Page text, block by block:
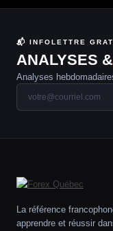
📬 INFOLETTRE
ANALYSES &
Analyses
La référence
apprendre et réussir